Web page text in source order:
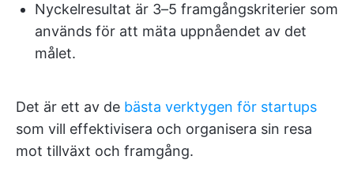
Nyckelresultat är 3–5 framgångskriterier som
används för att mäta uppnåendet av det
målet.
Det är ett av de bästa verktygen för startups
som vill effektivisera och organisera sin resa
mot tillväxt och framgång.